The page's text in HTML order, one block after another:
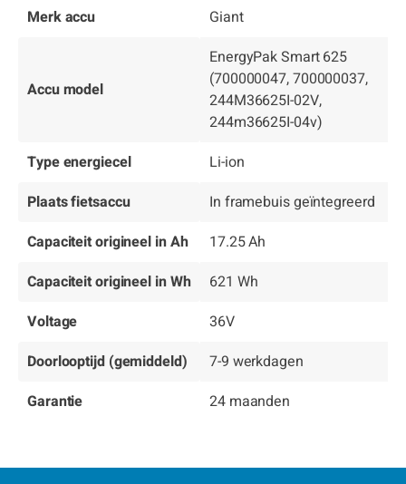
Merk accu
Giant
Accu model
EnergyPak Smart 625
(700000047, 700000037,
244M36625I-02V,
244m36625I-04v)
Type energiecel
Li-ion
Plaats fietsaccu
In framebuis geïntegreerd
Capaciteit origineel in Ah
17.25 Ah
Capaciteit origineel in Wh
621 Wh
Voltage
36V
Doorlooptijd (gemiddeld)
7-9 werkdagen
Garantie
24 maanden